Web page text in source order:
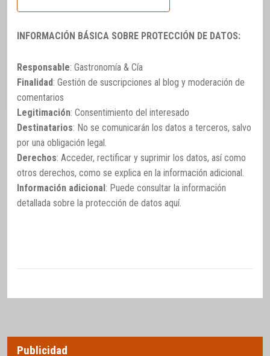
INFORMACIÓN BÁSICA SOBRE PROTECCIÓN DE DATOS:
Responsable: Gastronomía & Cía
Finalidad: Gestión de suscripciones al blog y moderación de
comentarios
Legitimación: Consentimiento del interesado
Destinatarios: No se comunicarán los datos a terceros, salvo
por una obligación legal.
Derechos: Acceder, rectificar y suprimir los datos, así como
otros derechos, como se explica en la información adicional.
Información adicional : Puede consultar la información
detallada sobre la protección de datos aquí.
Publicidad